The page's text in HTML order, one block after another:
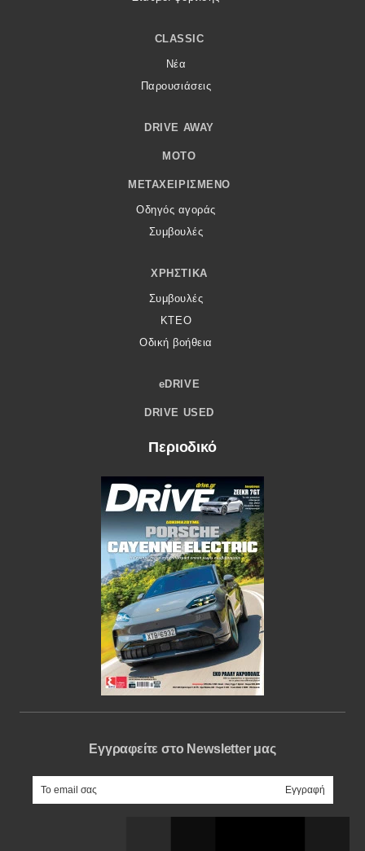
CLASSIC
Νέα
Παρουσιάσεις
DRIVE AWAY
MOTO
ΜΕΤΑΧΕΙΡΙΣΜΈΝΟ
Οδηγός αγοράς
Συμβουλές
ΧΡΗΣΤΙΚΆ
Συμβουλές
ΚΤΕΟ
Οδική βοήθεια
eDRIVE
DRIVE USED
Περιοδικό
Εγγραφείτε στο Newsletter μας
e-mail